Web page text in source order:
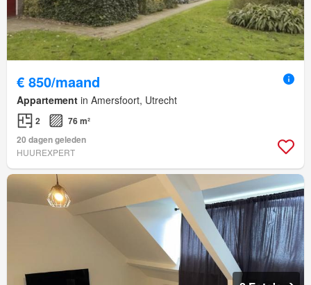
€ 850/maand
Appartement in Amersfoort, Utrecht
2
76 m²
20 dagen geleden
HUUREXPERT